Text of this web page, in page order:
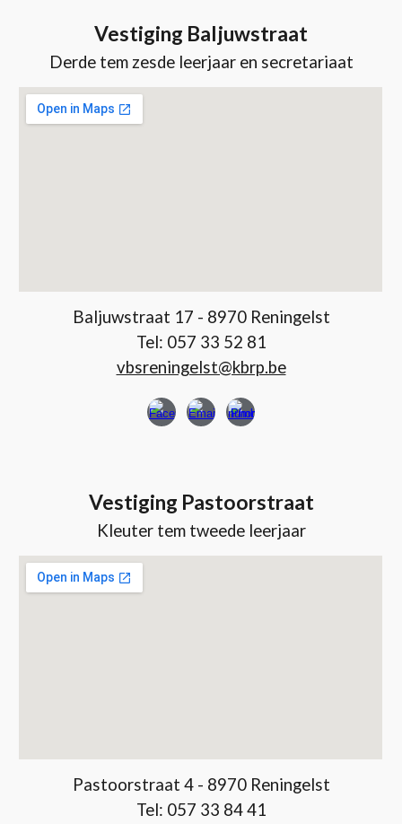
Vestiging Baljuwstraat
Derde tem zesde leerjaar en secretariaat
Baljuwstraat 17 - 8970 Reningelst
Tel: 057 33 52 81
vbsreningelst@kbrp.be
Vestiging Pastoorstraat
Kleuter tem tweede leerjaar
Pastoorstraat 4 - 8970 Reningelst
Tel: 057 33 84 41